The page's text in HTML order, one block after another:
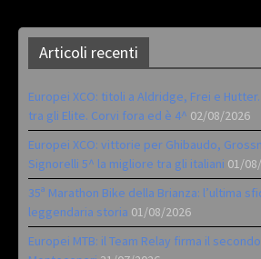
Articoli recenti
Europei XCO: titoli a Aldridge, Frei e
tra gli Elite. Corvi fora ed è 4^ 02/08/2026
Europei XCO: vittorie per Ghibaudo,
Signorelli 5^ la migliore tra gli italiani 01/
35ª Marathon Bike della Brianza: l’ultima
leggendaria storia 01/08/2026
Europei MTB: il Team Relay firma il